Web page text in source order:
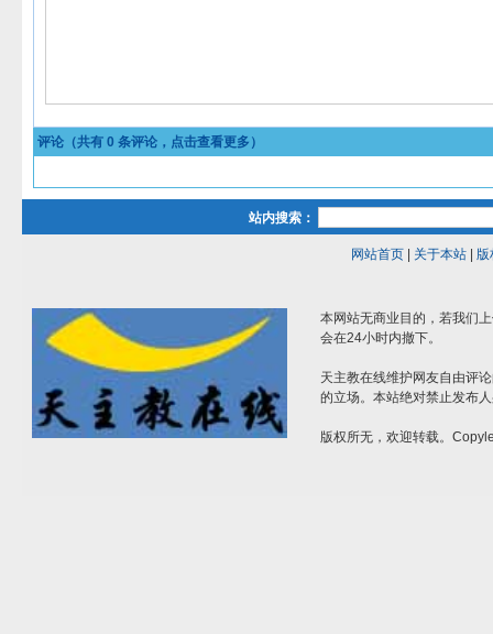
评论（共有 0 条评论，点击查看更多）
站内搜索：
网站首页| 关于本站| 版
本网站无商业目的，若我们
会在24小时内撤下。
天主教在线维护网友自由评
的立场。本站绝对禁止发布
版权所无，欢迎转载。